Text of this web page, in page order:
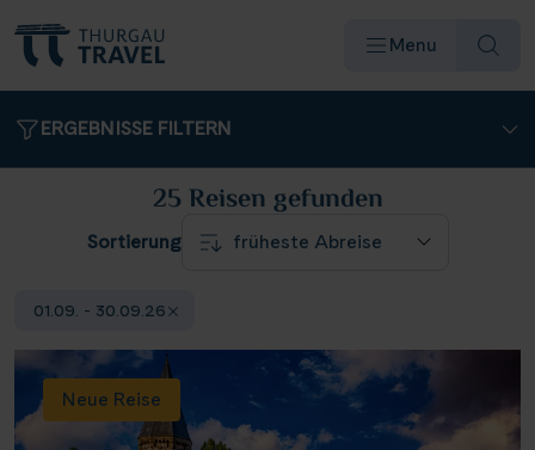
Menu
Reiseziele & Flüsse
Reisearten
ERGEBNISSE FILTERN
25 Reisen gefunden
Sortierung
01.09. - 30.09.26
Neue Reise